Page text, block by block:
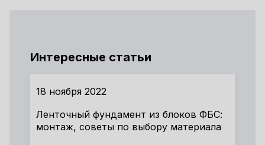
Интересные статьи
18 ноября 2022
Ленточный фундамент из блоков ФБС:
монтаж, советы по выбору материала